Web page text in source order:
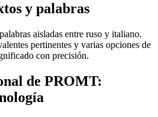
y palabras
aisladas entre ruso y italiano.
pertinentes y varias opciones de
con precisión.
de PROMT: